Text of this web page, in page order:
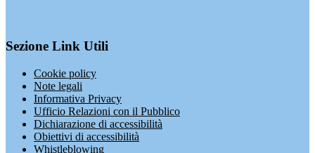
Sezione Link Utili
Cookie policy
Note legali
Informativa Privacy
Ufficio Relazioni con il Pubblico
Dichiarazione di accessibilità
Obiettivi di accessibilità
Whistleblowing